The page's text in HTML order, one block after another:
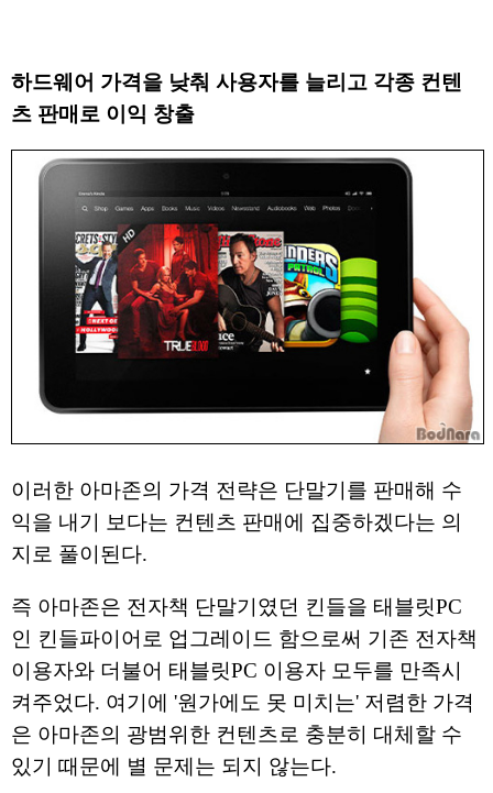
하드웨어 가격을 낮춰 사용자를 늘리고 각종 컨텐
츠 판매로 이익 창출
이러한 아마존의 가격 전략은 단말기를 판매해 수
익을 내기 보다는 컨텐츠 판매에 집중하겠다는 의
지로 풀이된다.
즉 아마존은 전자책 단말기였던 킨들을 태블릿PC
인 킨들파이어로 업그레이드 함으로써 기존 전자책
이용자와 더불어 태블릿PC 이용자 모두를 만족시
켜주었다. 여기에 '원가에도 못 미치는' 저렴한 가격
은 아마존의 광범위한 컨텐츠로 충분히 대체할 수
있기 때문에 별 문제는 되지 않는다.